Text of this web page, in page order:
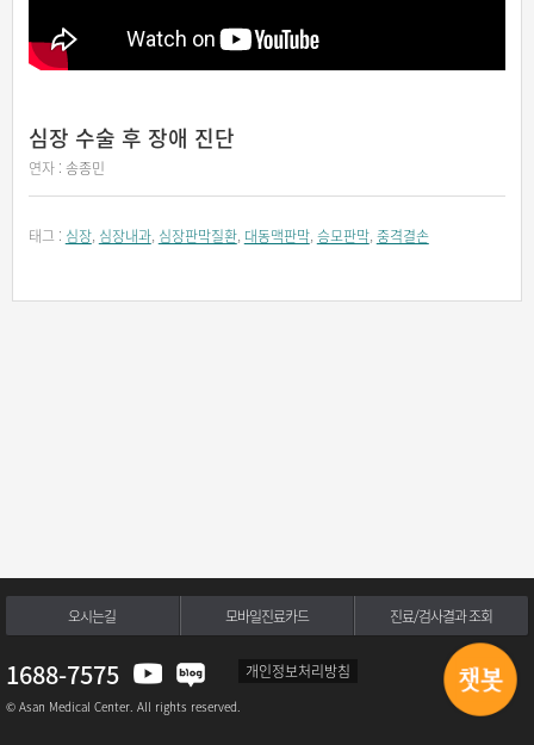
심장 수술 후 장애 진단
연자 : 송종민
태그 : 심장, 심장내과, 심장판막질환, 대동맥판막, 승모판막, 중격결손
오시는길 모바일진료카드 진료/검사결과 조회
1688-7575 개인정보처리방침
© Asan Medical Center. All rights reserved.